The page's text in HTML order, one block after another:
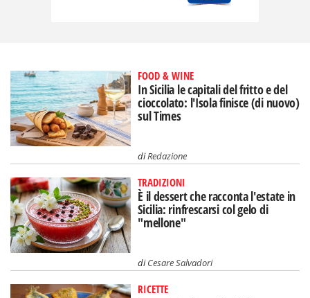
FOOD & WINE
In Sicilia le capitali del fritto e del
cioccolato: l'Isola finisce (di nuovo)
sul Times
diRedazione
TRADIZIONI
È il dessert che racconta l'estate in
Sicilia: rinfrescarsi col gelo di
"mellone"
diCesare Salvadori
RICETTE